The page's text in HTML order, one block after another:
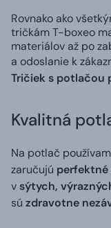
Rovnako ako
tričkám T-boxeo
materiálov až po
a odoslanie k
Tričiek s potlačou
Kvalitná
Na potlač
zaručujú
v sýtych,
sú zdravotne